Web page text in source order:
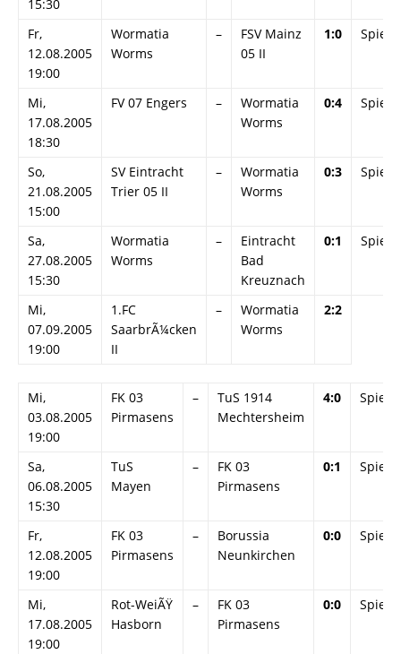
15:30
Fr,
12.08.2005
19:00
Wormatia
Worms
–
FSV Mainz
05 II
1:0
Mi,
17.08.2005
18:30
FV 07 Engers –
Wormatia
Worms
0:4
So,
21.08.2005
15:00
SV Eintracht
Trier 05 II
–
Wormatia
Worms
0:3
Sa,
27.08.2005
15:30
Wormatia
Worms
–
Eintracht
Bad
Kreuznach
0:1
Mi,
07.09.2005
19:00
1.FC
SaarbrÃ¼cken
II
–
Wormatia
Worms
2:2
Mi,
03.08.2005
19:00
FK 03
Pirmasens
–
TuS 1914
Mechtersheim
4:0
Sa,
06.08.2005
15:30
TuS
Mayen
–
FK 03
Pirmasens
0:1
Fr,
12.08.2005
19:00
FK 03
Pirmasens
–
Borussia
Neunkirchen
0:0
Mi,
17.08.2005
19:00
Rot-WeiÃŸ
Hasborn
–
FK 03
Pirmasens
0:0